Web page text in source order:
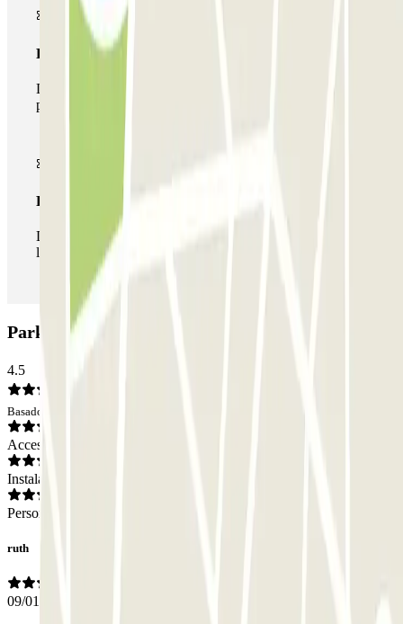
Pase multiparking
Durante tu estancia podrás hacer uso de toda la red de
parkings de este operador disponibles en Parclick.
Pase ilimitado
Durante tu estancia podrás entrar y salir del parking todas
las veces que quieras.
Parking Plaza del Milenio: Opiniones
4.5
Basado en 10 opiniones
Acceso
Instalaciones
Personal
ruth
09/01/2026